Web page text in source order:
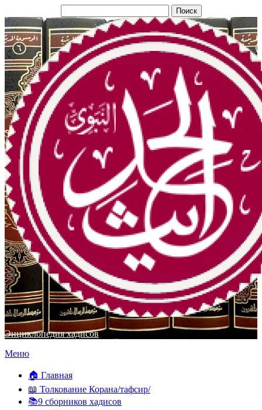
Энциклопедия хадисов
Перейти
содержимому
Меню
🏠 Главная
📖 Толкование Корана/тафсир/
📚9 сборников хадисов